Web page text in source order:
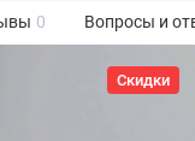
0 Вопросы и
Скидки